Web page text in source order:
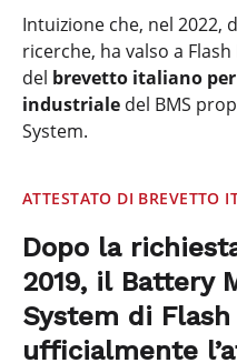
Intuizione che, nel 2022,
ricerche, ha valso a
del brevetto italiano per
industriale del BMS
System.
ATTESTATO DI BREVETTO
Dopo la
2019, il Battery
System di
ufficialmente